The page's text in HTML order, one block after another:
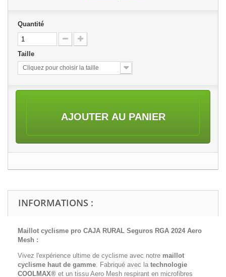
Quantité
Taille
Cliquez pour choisir la taille
AJOUTER AU PANIER
INFORMATIONS :
Maillot cyclisme pro CAJA RURAL Seguros RGA 2024 Aero
Mesh :
Vivez l'expérience ultime de cyclisme avec notre maillot
cyclisme haut de gamme. Fabriqué avec la technologie
COOLMAX® et un tissu Aero Mesh respirant en microfibres